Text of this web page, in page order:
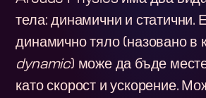
тела: динамични и статични.
динамично тяло (назовано в
dynamic) може да бъде
като скорост и ускорение.